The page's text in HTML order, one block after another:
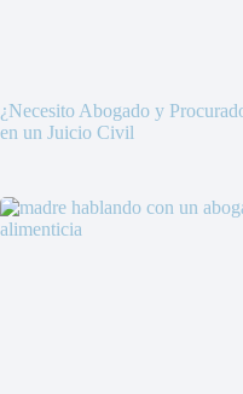
¿Necesito Abogado y
en un Juicio Civil